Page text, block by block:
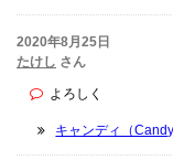
2020年8月25日
たけし さん
よろしく
キャンディ（Candy